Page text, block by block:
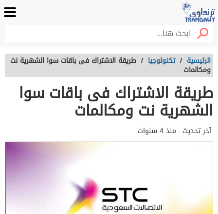
الرئيسية / تكنولوجيا / طريقة الاشتراك فى باقات سوا الشهرية نت
ومكالمات
طريقة الاشتراك فى باقات سوا
الشهرية نت ومكالمات
آخر تحديث : منذ 4 سنوات